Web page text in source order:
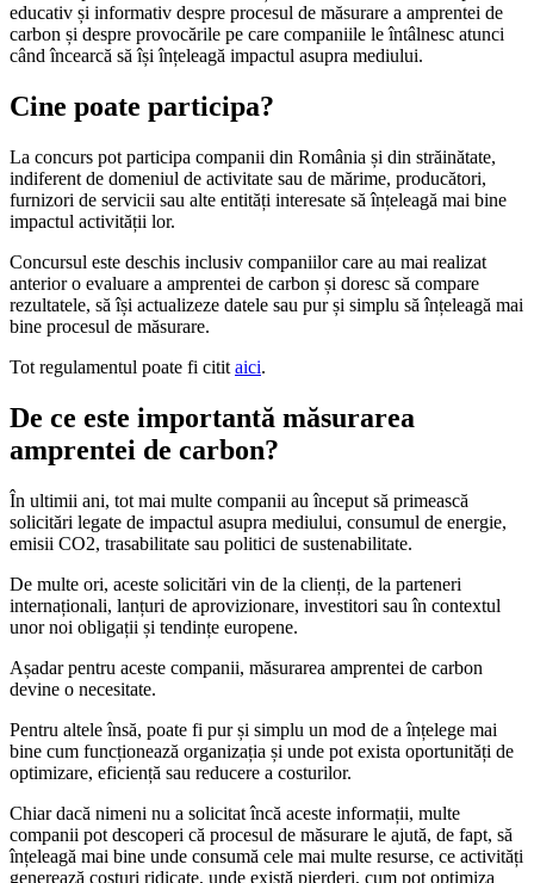
educativ și informativ despre procesul de măsurare a amprentei de
carbon și despre provocările pe care companiile le întâlnesc atunci
când încearcă să își înțeleagă impactul asupra mediului.
Cine poate participa?
La concurs pot participa companii din România și din străinătate,
indiferent de domeniul de activitate sau de mărime, producători,
furnizori de servicii sau alte entități interesate să înțeleagă mai bine
impactul activității lor.
Concursul este deschis inclusiv companiilor care au mai realizat
anterior o evaluare a amprentei de carbon și doresc să compare
rezultatele, să își actualizeze datele sau pur și simplu să înțeleagă mai
bine procesul de măsurare.
Tot regulamentul poate fi citit aici.
De ce este importantă măsurarea
amprentei de carbon?
În ultimii ani, tot mai multe companii au început să primească
solicitări legate de impactul asupra mediului, consumul de energie,
emisii CO2, trasabilitate sau politici de sustenabilitate.
De multe ori, aceste solicitări vin de la clienți, de la parteneri
internaționali, lanțuri de aprovizionare, investitori sau în contextul
unor noi obligații și tendințe europene.
Așadar pentru aceste companii, măsurarea amprentei de carbon
devine o necesitate.
Pentru altele însă, poate fi pur și simplu un mod de a înțelege mai
bine cum funcționează organizația și unde pot exista oportunități de
optimizare, eficiență sau reducere a costurilor.
Chiar dacă nimeni nu a solicitat încă aceste informații, multe
companii pot descoperi că procesul de măsurare le ajută, de fapt, să
înțeleagă mai bine unde consumă cele mai multe resurse, ce activități
generează costuri ridicate, unde există pierderi, cum pot optimiza